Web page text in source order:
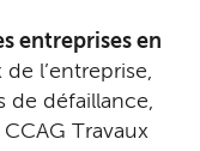
entreprises en
l’entreprise,
de défaillance,
Travaux